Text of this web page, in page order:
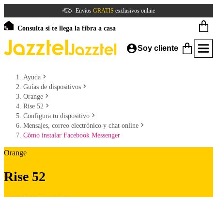
Envíos GRATIS exclusivos online
Consulta si te llega la fibra a casa
Soy cliente
Ayuda
Guías de dispositivos
Orange
Rise 52
Configura tu dispositivo
Mensajes, correo electrónico y chat online
Cómo instalar Facebook Messenger
Orange
Rise 52